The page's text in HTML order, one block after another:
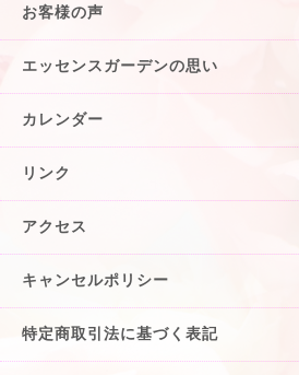
お客様の声
エッセンスガーデンの思い
カレンダー
リンク
アクセス
キャンセルポリシー
特定商取引法に基づく表記